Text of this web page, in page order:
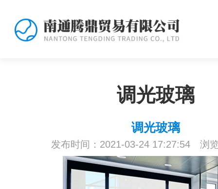
调光玻璃
调光玻璃
发布时间：2021-03-24 17:27:54 浏